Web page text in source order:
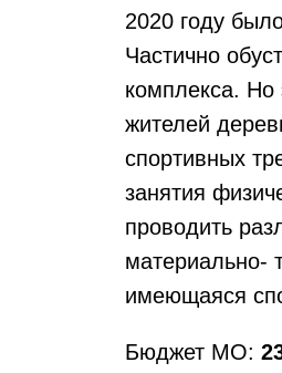
2020 году
Частично
комплекса. Но
жителей
спортивных
занятия
проводить
материально-
имеющаяся
Бюджет МО: